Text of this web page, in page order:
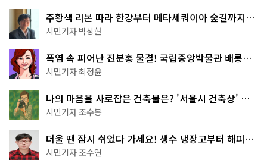
주황색 리본 따라 한강부터 메타세쿼이아 숲길까지…
서울둘레길 15코스
시민기자 박상현
폭염 속 피어난 진분홍 물결! 국립중앙박물관 배롱나
무 명소
시민기자 최정윤
나의 마음을 사로잡은 건축물은? '서울시 건축상' 수
상작 공개!
시민기자 조수봉
더울 땐 잠시 쉬었다 가세요! 생수 냉장고부터 해피소
·무더위쉼터까지
시민기자 조수연